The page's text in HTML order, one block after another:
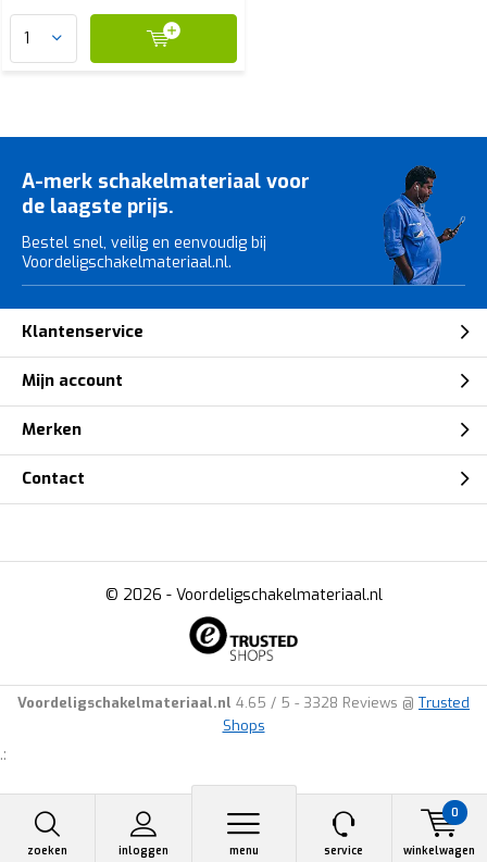
zoeken inloggen menu service winkelwagen
0
A-merk schakelmateriaal voor
de laagste prijs.
Bestel snel, veilig en eenvoudig bij
Voordeligschakelmateriaal.nl.
Klantenservice
Mijn account
Merken
Contact
© 2026 - Voordeligschakelmateriaal.nl
Voordeligschakelmateriaal.nl 4.65 / 5 - 3328 Reviews @ Trusted
Shops
.: